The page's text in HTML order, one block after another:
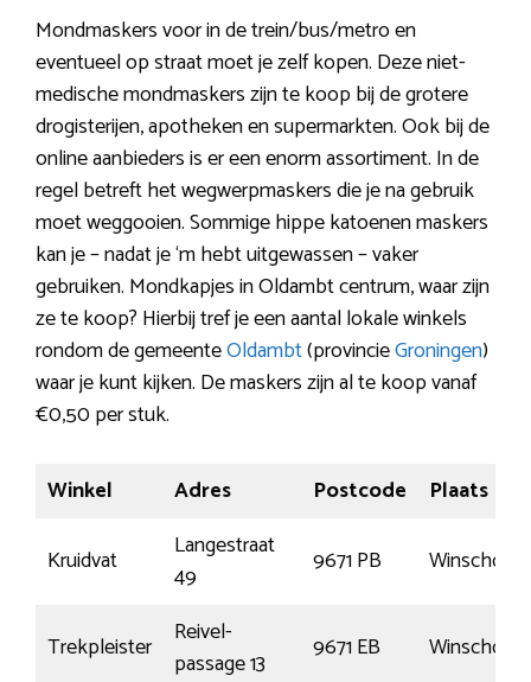
Mondmaskers voor in de trein/bus/metro en
eventueel op straat moet je zelf kopen. Deze niet-
medische mondmaskers zijn te koop bij de grotere
drogisterijen, apotheken en supermarkten. Ook bij de
online aanbieders is er een enorm assortiment. In de
regel betreft het wegwerpmaskers die je na gebruik
moet weggooien. Sommige hippe katoenen maskers
kan je – nadat je ‘m hebt uitgewassen – vaker
gebruiken. Mondkapjes in Oldambt centrum, waar zijn
ze te koop? Hierbij tref je een aantal lokale winkels
rondom de gemeenteOldambt(provincieGroningen)
waar je kunt kijken. De maskers zijn al te koop vanaf
€0,50 per stuk.
Winkel Adres Postcode
Plaats
Kruidvat
Langestraat
49
9671 PB Winschoten
Trekpleister
Reivel-
passage 13
9671 EB Winschoten